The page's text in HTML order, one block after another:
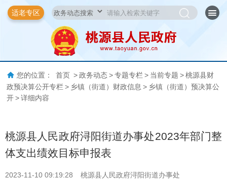
适老专区
您的位置： 首页 > 政务动态 > 专题专栏 > 当前专题 > 桃源县财
政预决算公开专栏 > 乡镇（街道）财政信息 > 乡镇（街道）预决算公
开 > 详细内容
桃源县人民政府浔阳街道办事处2023年部门整
体支出绩效目标申报表
2023-11-10 09:19:28 桃源县人民政府浔阳街道办事处